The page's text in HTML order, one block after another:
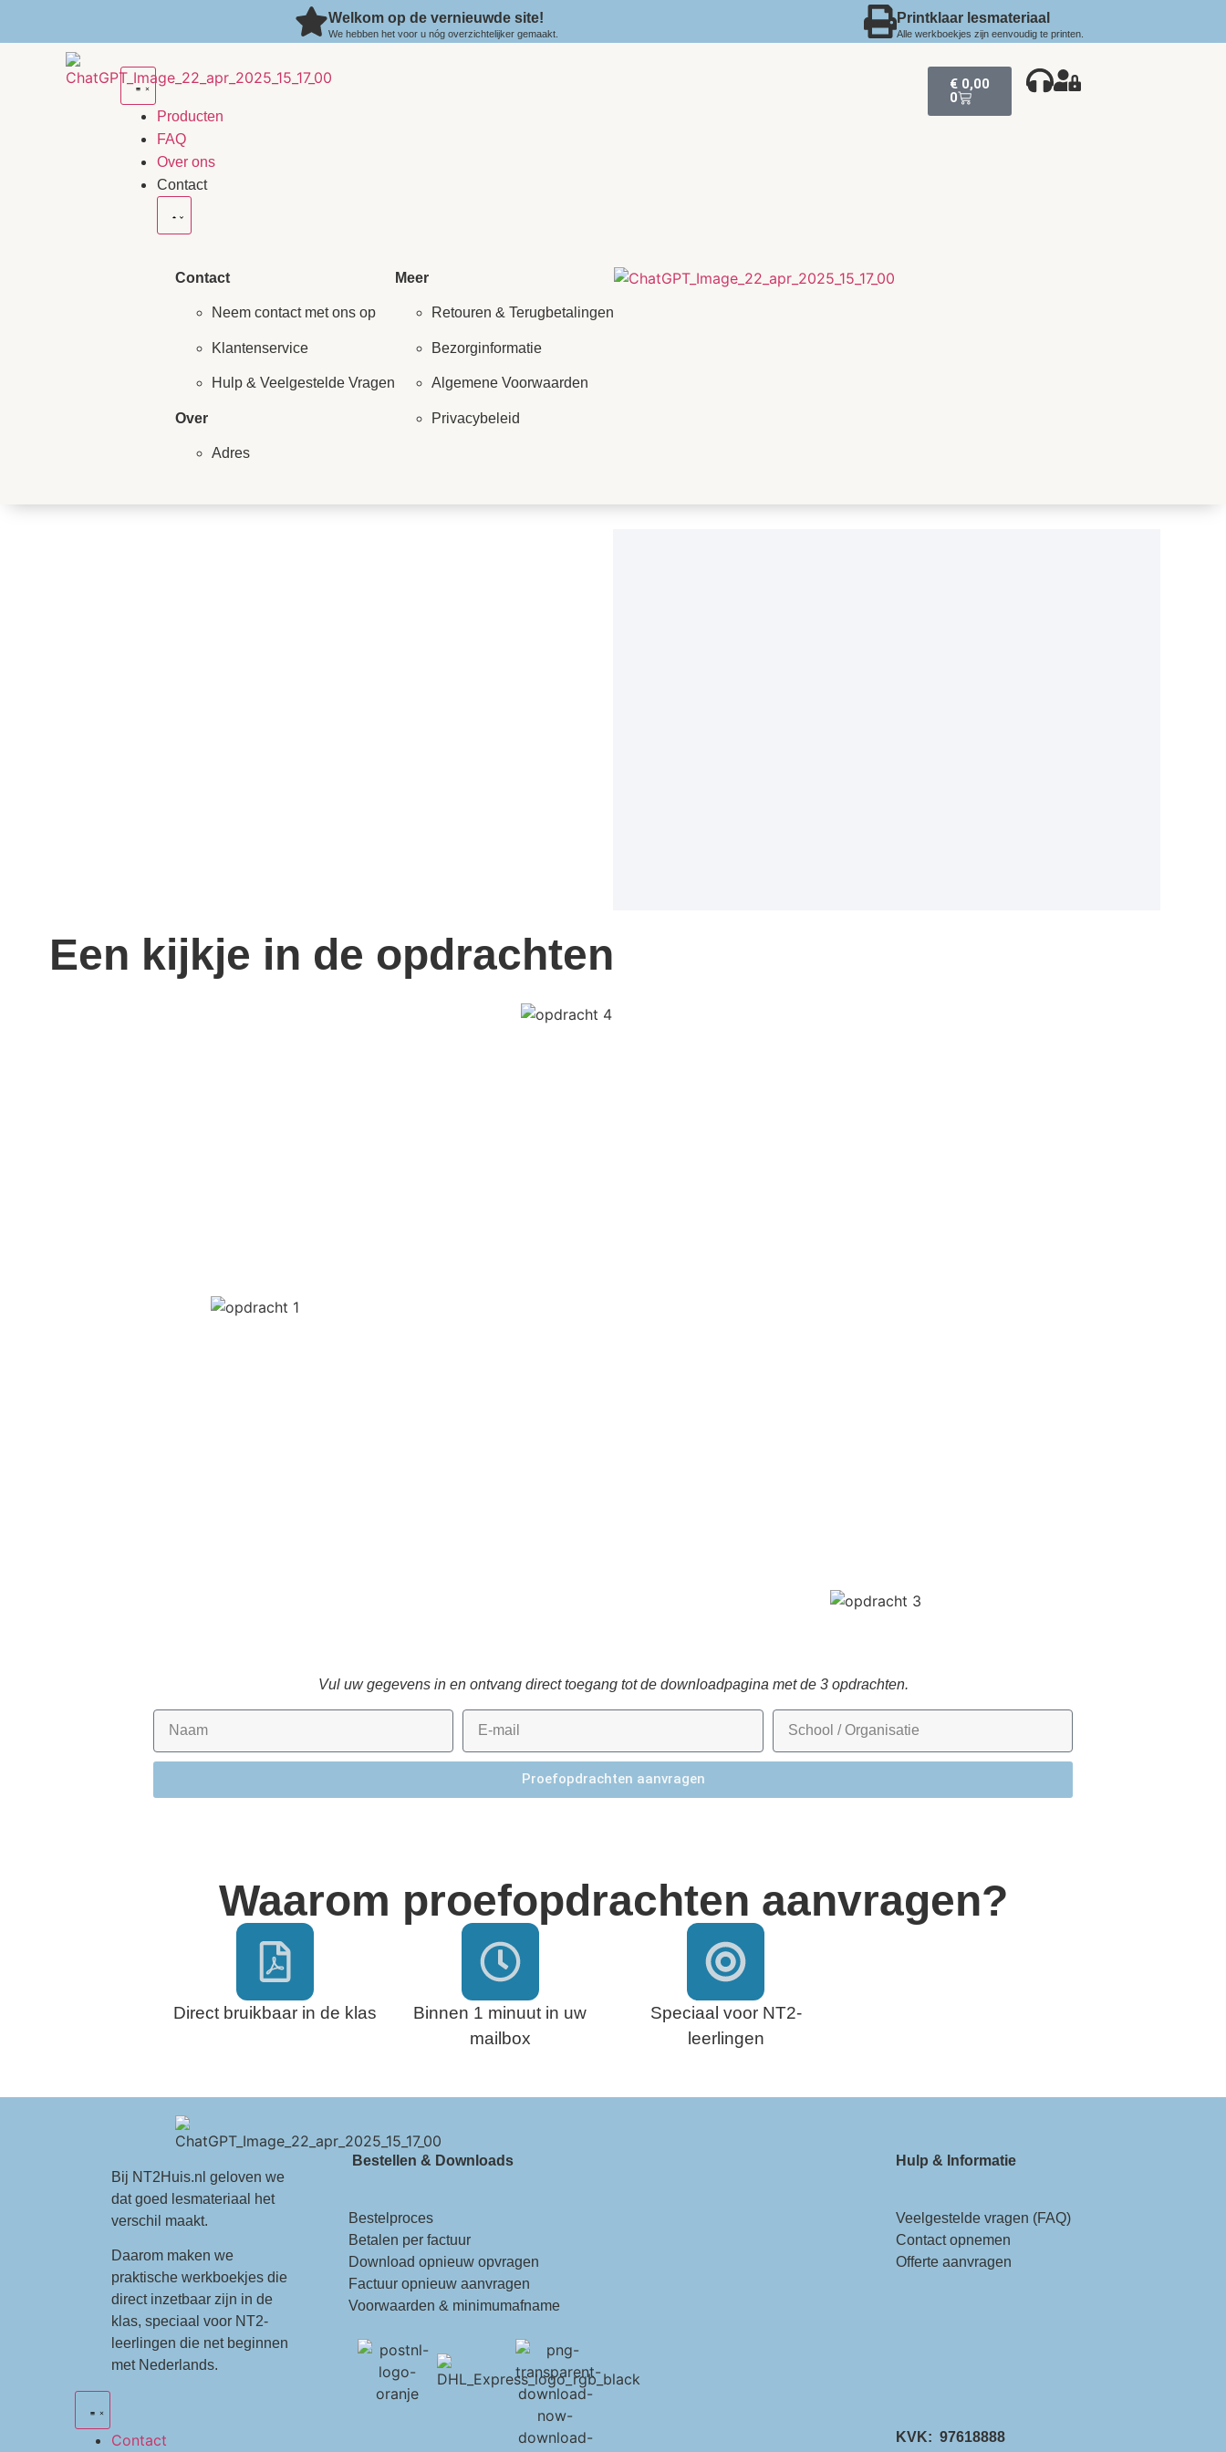
Welkom op de vernieuwde site!
We hebben het voor u nóg overzichtelijker gemaakt.
Printklaar lesmateriaal
Alle werkboekjes zijn eenvoudig te printen.
Producten
FAQ
Over ons
Contact
Contact
Neem contact met ons op
Klantenservice
Hulp & Veelgestelde Vragen
Over
Adres
Meer
Retouren & Terugbetalingen
Bezorginformatie
Algemene Voorwaarden
Privacybeleid
€ 0,00
0
Een kijkje in de opdrachten
Vul uw gegevens in en ontvang direct toegang tot de downloadpagina met de 3 opdrachten.
Proefopdrachten aanvragen
Waarom proefopdrachten aanvragen?
Direct bruikbaar in de klas
Binnen 1 minuut in uw
mailbox
Speciaal voor NT2-
leerlingen
Bij NT2Huis.nl geloven we
dat goed lesmateriaal het
verschil maakt.
Daarom maken we
praktische werkboekjes die
direct inzetbaar zijn in de
klas, speciaal voor NT2-
leerlingen die net beginnen
met Nederlands.
Contact
Bestellen & Downloads
Bestelproces
Betalen per factuur
Download opnieuw opvragen
Factuur opnieuw aanvragen
Voorwaarden & minimumafname
Hulp & Informatie
Veelgestelde vragen (FAQ)
Contact opnemen
Offerte aanvragen
KVK: 97618888